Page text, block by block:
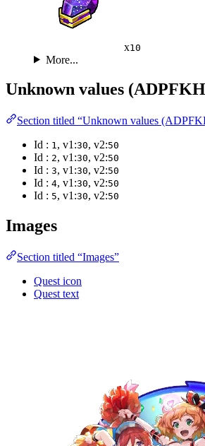
x10
More...
Unknown values
Section titled “Unknown values
Id : 1, v1:30, v2:50
Id : 2, v1:30, v2:50
Id : 3, v1:30, v2:50
Id : 4, v1:30, v2:50
Id : 5, v1:30, v2:50
Images
Section titled “Images”
Quest icon
Quest text